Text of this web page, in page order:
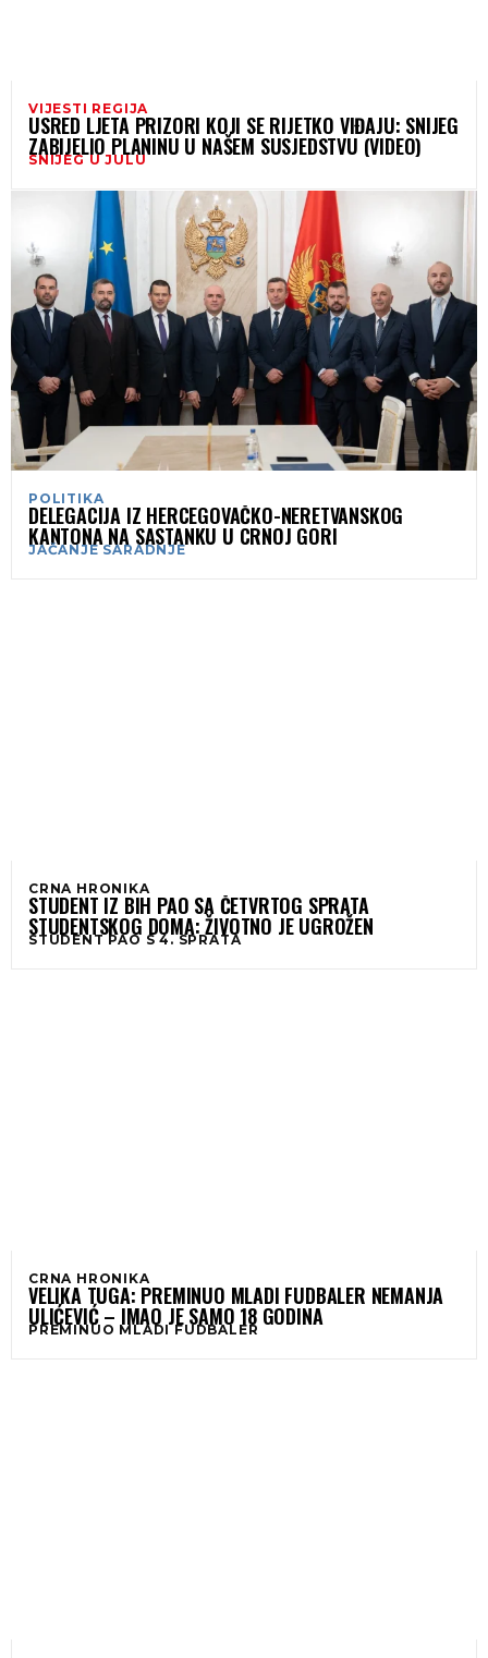
VIJESTI REGIJA
USRED LJETA PRIZORI KOJI SE RIJETKO VIĐAJU: SNIJEG
ZABIJELIO PLANINU U NAŠEM SUSJEDSTVU (VIDEO)
SNIJEG U JULU
POLITIKA
DELEGACIJA IZ HERCEGOVAČKO-NERETVANSKOG
KANTONA NA SASTANKU U CRNOJ GORI
JAČANJE SARADNJE
CRNA HRONIKA
STUDENT IZ BIH PAO SA ČETVRTOG SPRATA
STUDENTSKOG DOMA: ŽIVOTNO JE UGROŽEN
STUDENT PAO S 4. SPRATA
CRNA HRONIKA
VELIKA TUGA: PREMINUO MLADI FUDBALER NEMANJA
ULIĆEVIĆ – IMAO JE SAMO 18 GODINA
PREMINUO MLADI FUDBALER